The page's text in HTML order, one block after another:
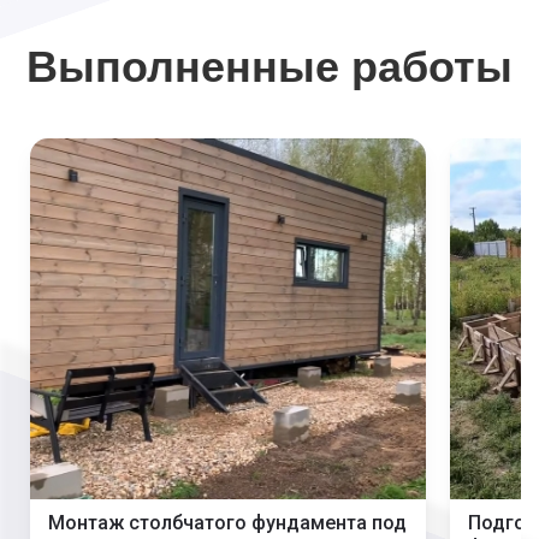
Выполненные работы
Монтаж столбчатого фундамента под